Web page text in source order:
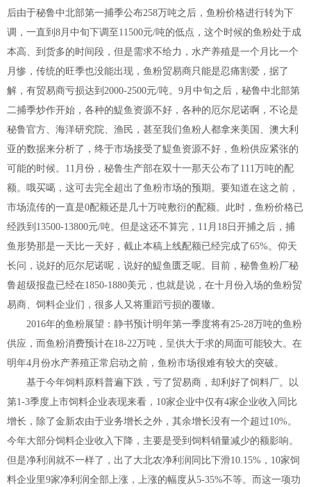
后由于秘鲁中北部第一捕季公布258万吨之后，鱼粉价格进行转为下
调，一直到8月中旬下调至11500元/吨的低点，这个时候的鱼粉处于成
本高、到货多的时间段，但是需求不给力，水产养殖是一个月比一个
月惨，传统的旺季也没能出现，鱼粉贸易商只能是忍痛割爱，据了
解，有贸易商亏损达到2000-2500元/吨。9月中旬之后，秘鲁中北部第
二捕季炒作开始，各种的鯷鱼资源不好，各种的厄尔尼诺啊，不论是
秘鲁官方、海洋研究院、渔民，甚至我们鱼粉人都拿来美国、澳大利
亚的数据来分析了，终于市场接受了鯷鱼资源不好，鱼粉供应紧张的
可能的时候。11月份，秘鲁生产部在双十一那天公布了111万吨的配
额。哦买噶，这可去完全超出了鱼粉市场的预期。要知道在这之前，
市场流传的一直是0配额还是几十万吨敷衍的配额。此时，鱼粉价格已
经跌到13500-13800元/吨。但是这还不算完，11月18日开捕之后，捕
鱼形势那是一天比一天好，截止本稿上线配额已经完成了65%。仰天
长问，说好的厄尔尼诺呢，说好的鯷鱼匮乏呢。目前，秘鲁鱼粉厂秘
鲁超级报盘已经在1850-1880美元，也就是说，在十月份入场的鱼粉贸
易商、饲料企业们，很多人又将重蹈亏损的覆辙。
2016年的鱼粉展望：静书预计明年第一季度将有25-28万吨的鱼粉
供应，而鱼粉消费预计在18-22万吨，呈供大于求的局面可能较大。在
明年4月份水产养殖正常启动之前，鱼粉市场很难有较大的突破。
基于今年饲料原料普遍下跌，亏了贸易商，却利好了饲料厂。以
第1-3季度上市饲料企业表现来看，10家企业中仅有4家企业收入同比
增长，除了金新农由于业务增长之外，其余增长没有一个超过10%。
今年大部分饲料企业收入下降，主要是受到饲料销量减少的额影响。
但是净利润就不一样了，出了大北农净利润同比下滑10.15%，10家饲
料企业里9家净利润全部上涨，上涨的幅度从5-35%不等。而这一项功